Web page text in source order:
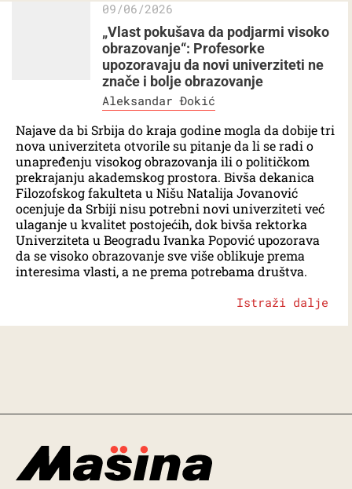
09/06/2026
„Vlast pokušava da podjarmi visoko
obrazovanje“: Profesorke
upozoravaju da novi univerziteti ne
znače i bolje obrazovanje
Aleksandar Đokić
Najave da bi Srbija do kraja godine mogla da dobije tri
nova univerziteta otvorile su pitanje da li se radi o
unapređenju visokog obrazovanja ili o političkom
prekrajanju akademskog prostora. Bivša dekanica
Filozofskog fakulteta u Nišu Natalija Jovanović
ocenjuje da Srbiji nisu potrebni novi univerziteti već
ulaganje u kvalitet postojećih, dok bivša rektorka
Univerziteta u Beogradu Ivanka Popović upozorava
da se visoko obrazovanje sve više oblikuje prema
interesima vlasti, a ne prema potrebama društva.
Istraži dalje